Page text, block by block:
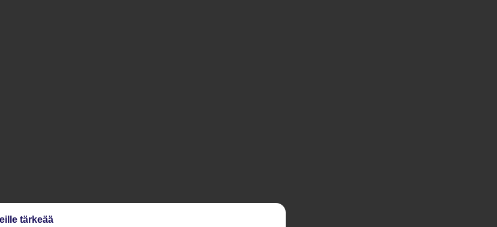
ja taso vähintään TTTT.
tärkeää